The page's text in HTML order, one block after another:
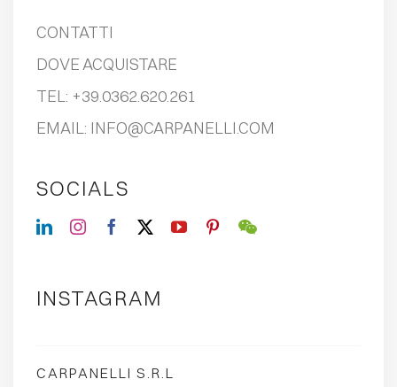
CONTATTI
DOVE ACQUISTARE
TEL: +39.0362.620.261
EMAIL: INFO@CARPANELLI.COM
SOCIALS
INSTAGRAM
CARPANELLI S.R.L